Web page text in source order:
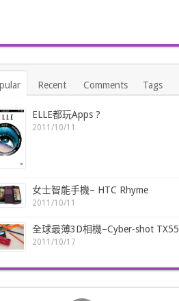
Recent Comments Tags
ELLE都玩Apps ?
2011/10/11
女士智能手機– HTC Rhyme
2011/10/11
全球最薄3D相機–Cyber-shot TX55
2011/10/17